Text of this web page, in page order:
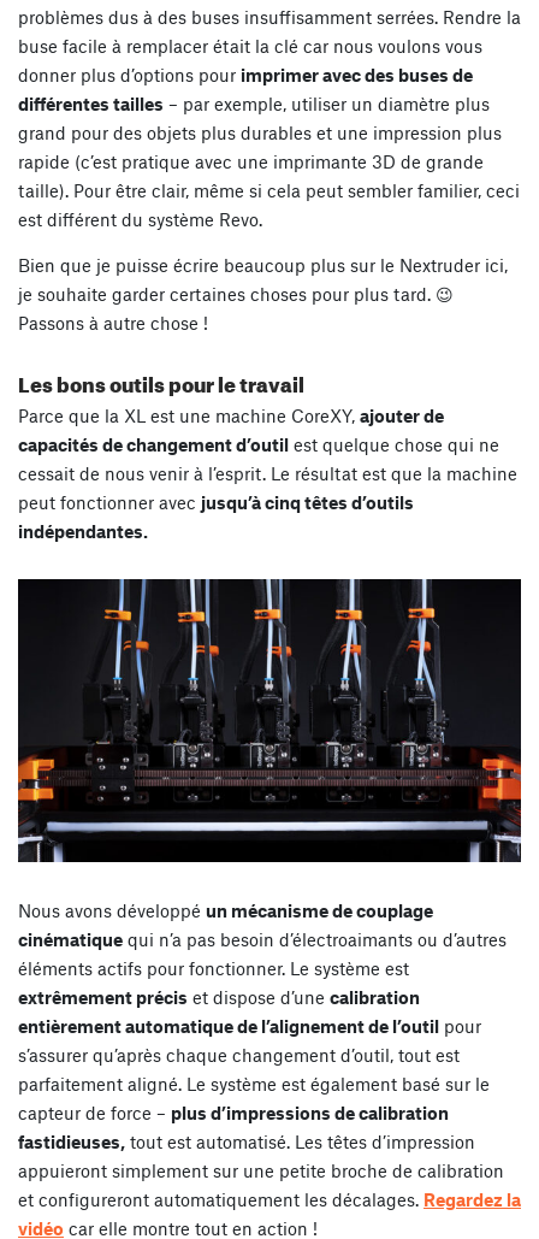
problèmes dus à des buses insuffisamment serrées. Rendre la
buse facile à remplacer était la clé car nous voulons vous
donner plus d’options pour imprimer avec des buses de
différentes tailles – par exemple, utiliser un diamètre plus
grand pour des objets plus durables et une impression plus
rapide (c’est pratique avec une imprimante 3D de grande
taille). Pour être clair, même si cela peut sembler familier, ceci
est différent du système Revo.
Bien que je puisse écrire beaucoup plus sur le Nextruder ici,
je souhaite garder certaines choses pour plus tard. 😉
Passons à autre chose !
Les bons outils pour le travail
Parce que la XL est une machine CoreXY, ajouter de
capacités de changement d’outil est quelque chose qui ne
cessait de nous venir à l’esprit. Le résultat est que la machine
peut fonctionner avec jusqu’à cinq têtes d’outils
indépendantes.
Nous avons développé un mécanisme de couplage
cinématique qui n’a pas besoin d’électroaimants ou d’autres
éléments actifs pour fonctionner. Le système est
extrêmement précis et dispose d’une calibration
entièrement automatique de l’alignement de l’outil pour
s’assurer qu’après chaque changement d’outil, tout est
parfaitement aligné. Le système est également basé sur le
capteur de force – plus d’impressions de calibration
fastidieuses, tout est automatisé. Les têtes d’impression
appuieront simplement sur une petite broche de calibration
et configureront automatiquement les décalages. Regardez la
vidéo car elle montre tout en action !